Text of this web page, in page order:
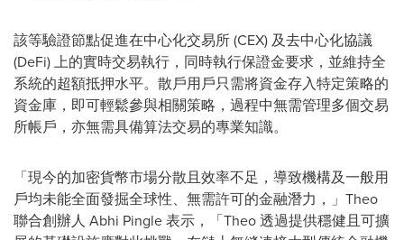
該等驗證節點促進在中心化交易所 (CEX) 及去中心化協議
(DeFi) 上的實時交易執行，同時執行保證金要求，並維持全
系統的超額抵押水平。散戶用戶只需將資金存入特定策略的
資金庫，即可輕鬆參與相關策略，過程中無需管理多個交易
所帳戶，亦無需具備算法交易的專業知識。
「現今的加密貨幣市場分散且效率不足，導致機構及一般用
戶均未能全面發掘全球性、無需許可的金融潛力，」Theo
聯合創辦人 Abhi Pingle 表示，「Theo 透過提供穩健且可擴